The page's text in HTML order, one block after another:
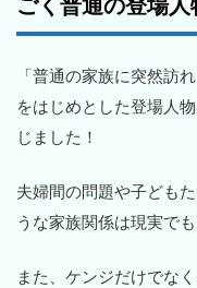
「普通の家族に突然訪
をはじめとした登場人
じました！
夫婦間の問題や子ども
うな家族関係は現実で
また、ケンジだけでな